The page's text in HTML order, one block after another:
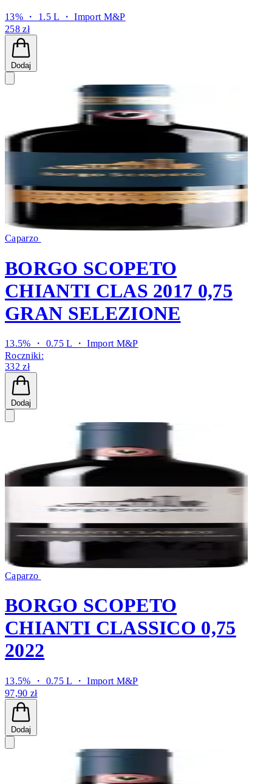
13% ・ 1.5 L ・Import M&P
258 zł
Dodaj
Caparzo
BORGO SCOPETO
CHIANTI CLAS 2017 0,75
GRAN SELEZIONE
13.5% ・ 0.75 L ・Import M&P
Roczniki:
332 zł
Dodaj
Caparzo
BORGO SCOPETO
CHIANTI CLASSICO 0,75
2022
13.5% ・ 0.75 L ・Import M&P
97,90 zł
Dodaj